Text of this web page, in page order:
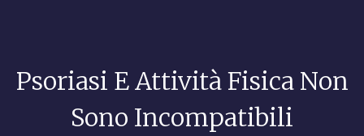
Psoriasi E Attività Fisica Non
Sono Incompatibili